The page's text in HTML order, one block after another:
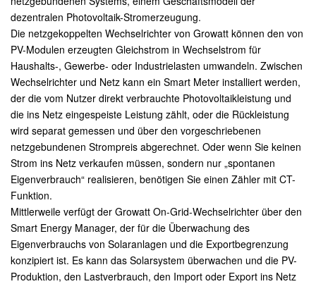
dezentralen Photovoltaik-Stromerzeugung.
Die netzgekoppelten Wechselrichter von Growatt können den von
PV-Modulen erzeugten Gleichstrom in Wechselstrom für
Haushalts-, Gewerbe- oder Industrielasten umwandeln. Zwischen
Wechselrichter und Netz kann ein Smart Meter installiert werden,
der die vom Nutzer direkt verbrauchte Photovoltaikleistung und
die ins Netz eingespeiste Leistung zählt, oder die Rückleistung
wird separat gemessen und über den vorgeschriebenen
netzgebundenen Strompreis abgerechnet. Oder wenn Sie keinen
Strom ins Netz verkaufen müssen, sondern nur „spontanen
Eigenverbrauch“ realisieren, benötigen Sie einen Zähler mit CT-
Funktion.
Mittlerweile verfügt der Growatt On-Grid-Wechselrichter über den
Smart Energy Manager, der für die Überwachung des
Eigenverbrauchs von Solaranlagen und die Exportbegrenzung
konzipiert ist. Es kann das Solarsystem überwachen und die PV-
Produktion, den Lastverbrauch, den Import oder Export ins Netz